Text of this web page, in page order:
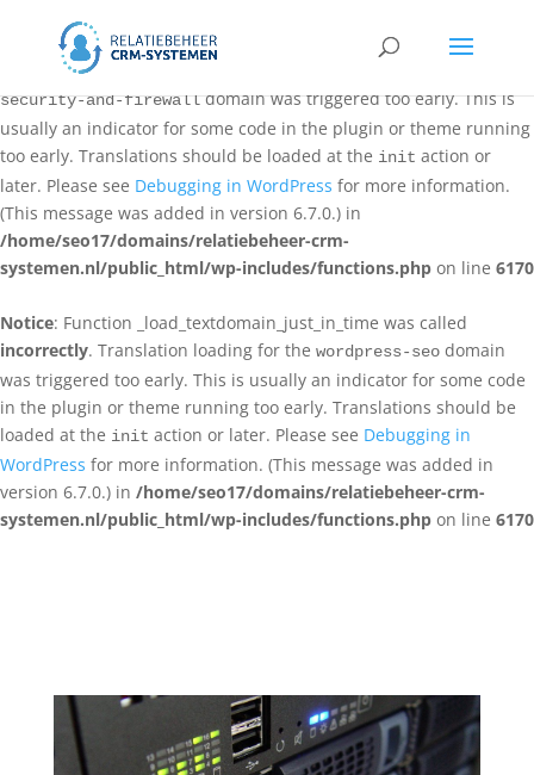
: Function _load_textdomain_just_in_time was called
incorrectly. Translation loading for the
security-and-firewalldomain was triggered too early. This is
usually an indicator for some code in the plugin or theme running
too early. Translations should be loaded at the init action or
later. Please see Debugging in WordPress for more information.
(This message was added in version 6.7.0.) in
/home/seo17/domains/relatiebeheer-crm-
systemen.nl/public_html/wp-includes/functions.php on line 6170
Notice: Function _load_textdomain_just_in_time was called
incorrectly. Translation loading for the wordpress-seo domain
was triggered too early. This is usually an indicator for some code
in the plugin or theme running too early. Translations should be
loaded at the init action or later. Please see Debugging in
WordPress for more information. (This message was added in
version 6.7.0.) in /home/seo17/domains/relatiebeheer-crm-
systemen.nl/public_html/wp-includes/functions.php on line 6170